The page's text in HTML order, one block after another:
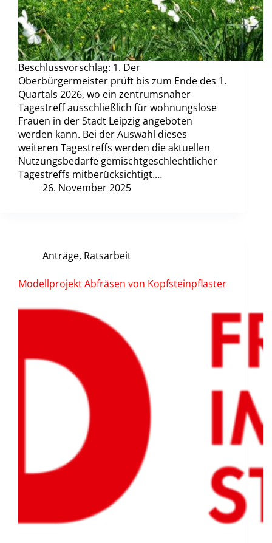
Beschlussvorschlag: 1. Der
Oberbürgermeister prüft bis zum Ende des 1.
Quartals 2026, wo ein zentrumsnaher
Tagestreff ausschließlich für wohnungslose
Frauen in der Stadt Leipzig angeboten
werden kann. Bei der Auswahl dieses
weiteren Tagestreffs werden die aktuellen
Nutzungsbedarfe gemischtgeschlechtlicher
Tagestreffs mitberücksichtigt.…
26. November 2025
Anträge, Ratsarbeit
Modellprojekt Abfräsen von Kopfsteinpflaster